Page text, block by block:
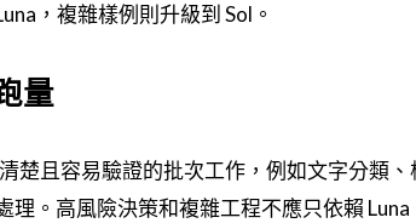
，複雜樣例則升級到 Sol。
量
楚且容易驗證的批次工作，例如文字分類、
。高風險決策和複雜工程不應只依賴